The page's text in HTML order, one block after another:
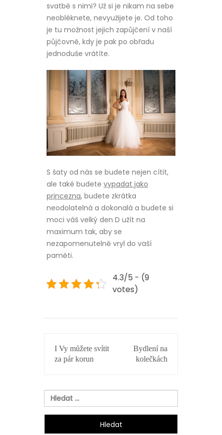
svatbě s nimi? Už si je nikam na sebe
neobléknete, nevyužijete je. Od toho
je tu možnost jejich zapůjčení v naší
půjčovně, kdy je pak po obřadu
jednoduše vrátíte.
S šaty od nás se budete nejen cítit,
ale také budete vypadat jako
princezna, budete zkrátka
neodolatelná a dokonalá a budete si
moci váš velký den D užít na
maximum tak, aby se
nezapomenutelně vryl do vaší
paměti.
4.3/5 - (9
votes)
PRO
PŘÍSPĚVEK
I Vy můžete svítit
za pár korun
Bydlení na
kolečkách
Vyhledávání